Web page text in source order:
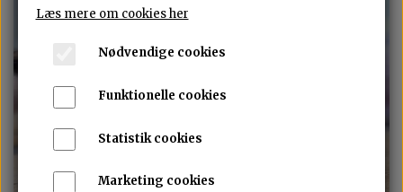
ALLE SMYKKER
ØRERINGE
ARMBÅND
PORTEFOLIO
OM ANNJEN DESIGN
DESIGN DIT EGET SMYKKE
Læs mere om cookies her
Nødvendige cookies
Funktionelle cookies
Statistik cookies
Marketing cookies